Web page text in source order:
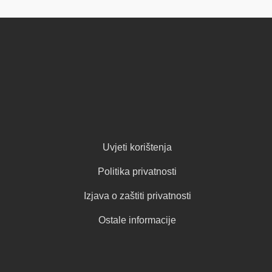
Uvjeti korištenja
Politika privatnosti
Izjava o zaštiti privatnosti
Ostale informacije